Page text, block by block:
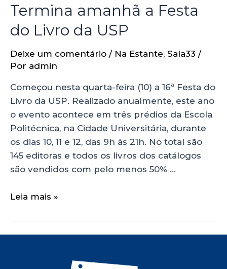
Termina amanhã a Festa
do Livro da USP
Deixe um comentário / Na Estante, Sala33 /
Por admin
Começou nesta quarta-feira (10) a 16ª Festa do
Livro da USP. Realizado anualmente, este ano
o evento acontece em três prédios da Escola
Politécnica, na Cidade Universitária, durante
os dias 10, 11 e 12, das 9h às 21h. No total são
145 editoras e todos os livros dos catálogos
são vendidos com pelo menos 50% …
Leia mais »